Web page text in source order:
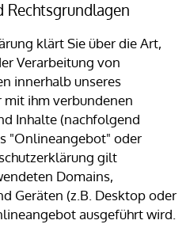
Rechtsgrundlagen
klärt Sie über die Art,
Verarbeitung von
innerhalb unseres
ihm verbundenen
Inhalte (nachfolgend
"Onlineangebot" oder
gilt
Domains,
Geräten (z.B. Desktop oder
ausgeführt wird.